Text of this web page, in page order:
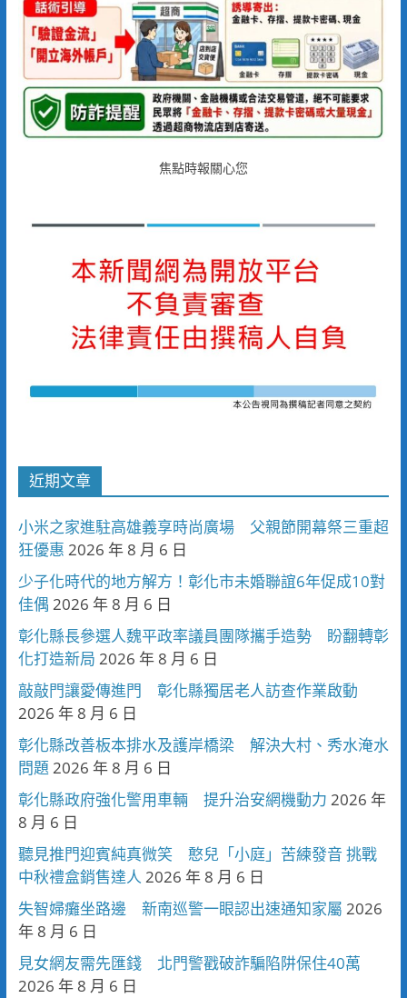
焦點時報關心您
近期文章
小米之家進駐高雄義享時尚廣場 父親節開幕祭三重超
狂優惠 2026 年 8 月 6 日
少子化時代的地方解方！彰化市未婚聯誼6年促成10對
佳偶 2026 年 8 月 6 日
彰化縣長參選人魏平政率議員團隊攜手造勢 盼翻轉彰
化打造新局 2026 年 8 月 6 日
敲敲門讓愛傳進門 彰化縣獨居老人訪查作業啟動
2026 年 8 月 6 日
彰化縣改善板本排水及護岸橋梁 解決大村、秀水淹水
問題 2026 年 8 月 6 日
彰化縣政府強化警用車輛 提升治安網機動力 2026 年
8 月 6 日
聽見推門迎賓純真微笑 憨兒「小庭」苦練發音 挑戰
中秋禮盒銷售達人 2026 年 8 月 6 日
失智婦癱坐路邊 新南巡警一眼認出速通知家屬 2026
年 8 月 6 日
見女網友需先匯錢 北門警戳破詐騙陷阱保住40萬
2026 年 8 月 6 日